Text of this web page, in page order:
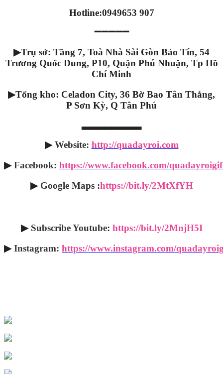
Hotline:0949653 907
➖➖➖➖➖
▶Trụ sở: Tầng 7, Toà Nhà Sài Gòn Bảo Tín, 54
Trương Quốc Dung, P10, Quận Phú Nhuận, Tp Hồ
Chí Minh
▶Tổng kho: Celadon City, 36 Bờ Bao Tân Thắng,
P Sơn Kỳ, Q Tân Phú
▂▂▂▂▂▂▂▂
▶ Website: http://quadayroi.com
▶ Facebook: https://www.facebook.com/
▶ Google Maps :https://bit.ly/2MtXfYH
▶ Subscribe Youtube: https://bit.ly/2MnjH5I
▶ Instagram: https://www.instagram.com/